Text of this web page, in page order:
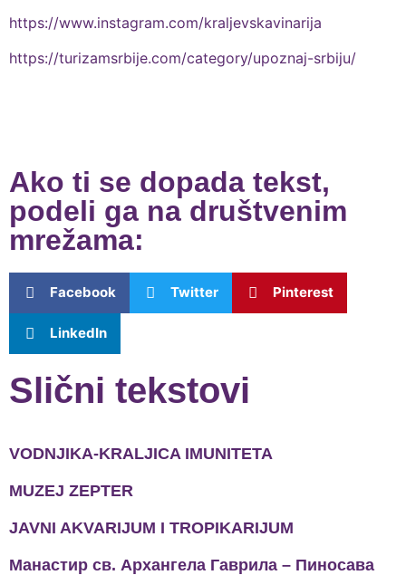
https://www.instagram.com/kraljevskavinarija
https://turizamsrbije.com/category/upoznaj-srbiju/
Ako ti se dopada tekst,
podeli ga na društvenim
mrežama:
Facebook Twitter Pinterest
LinkedIn
Slični tekstovi
VODNJIKA-KRALJICA IMUNITETA
MUZEJ ZEPTER
JAVNI AKVARIJUM I TROPIKARIJUM
Манастир св. Архангела Гаврила – Пиносава